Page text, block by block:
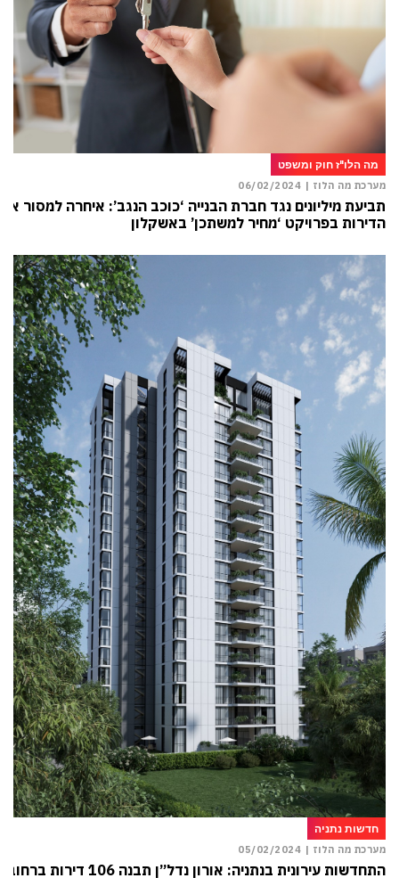
מה הלו"ז חוק ומשפט
מערכת מה הלוז | 06/02/2024
תביעת מיליונים נגד חברת הבנייה ‘כוכב הנגב’: איחרה למסור את
הדירות בפרויקט ‘מחיר למשתכן’ באשקלון
חדשות נתניה
מערכת מה הלוז | 05/02/2024
התחדשות עירונית בנתניה: אורון נדל”ן תבנה 106 דירות ברחוב